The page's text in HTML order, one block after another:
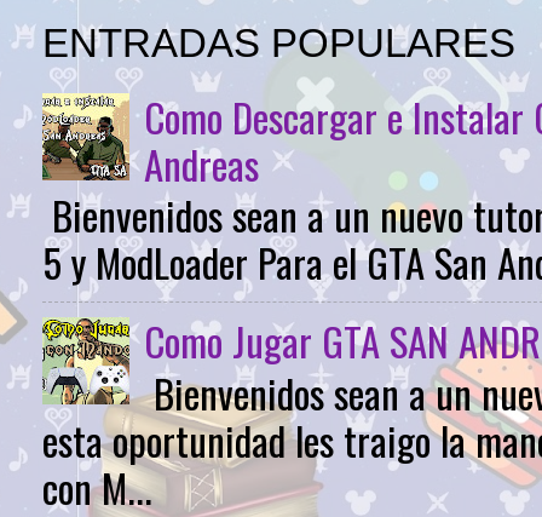
ENTRADAS POPULARES
Como Descargar e Instalar
Andreas
Bienvenidos sean a un nuevo
5 y ModLoader Para el GTA San
Como Jugar GTA SAN
Bienvenidos sean a un
esta oportunidad les traigo la
con M...